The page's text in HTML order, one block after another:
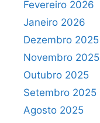
Fevereiro 2026
Janeiro 2026
Dezembro 2025
Novembro 2025
Outubro 2025
Setembro 2025
Agosto 2025